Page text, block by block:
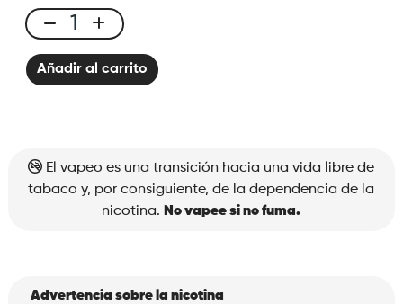
X-
Bar
650Añadir al carrito
El vapeo es una transición hacia una vida libre de
tabaco y, por consiguiente, de la dependencia de la
nicotina. No vapee si no fuma.
Advertencia sobre la nicotina